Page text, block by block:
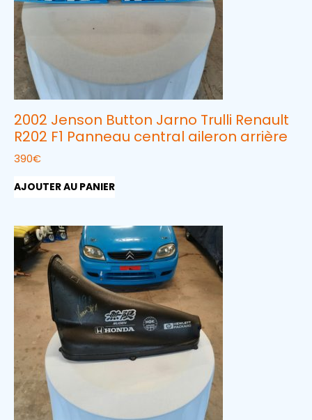
2002 Jenson Button Jarno Trulli Renault
R202 F1 Panneau central aileron arrière
390€
AJOUTER AU PANIER